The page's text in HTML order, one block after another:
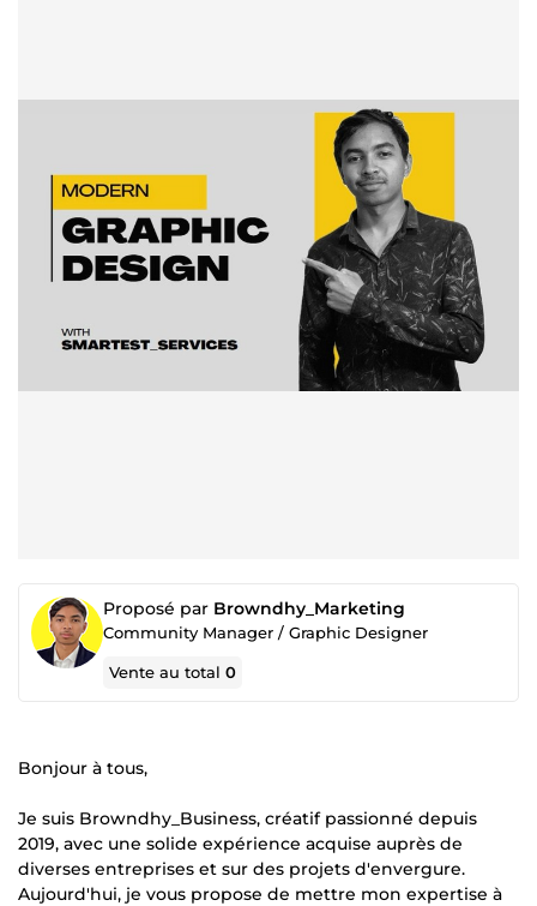
Proposé par Browndhy_Marketing
Community Manager / Graphic Designer
Vente au total0
Bonjour à tous,
Je suis Browndhy_Business, créatif passionné depuis
2019, avec une solide expérience acquise auprès de
diverses entreprises et sur des projets d'envergure.
Aujourd'hui, je vous propose de mettre mon expertise à